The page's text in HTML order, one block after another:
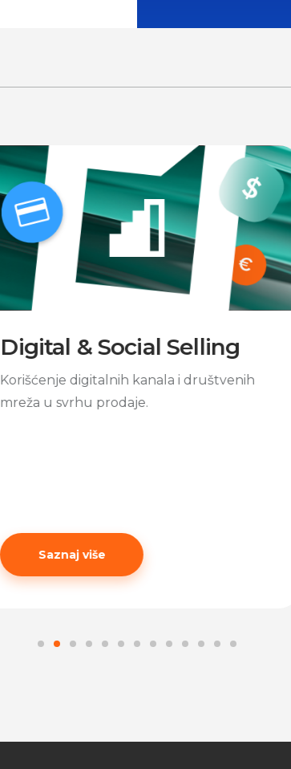
Digital & Social Selling
Korišćenje digitalnih kanala i društvenih
mreža u svrhu prodaje.
Saznaj više